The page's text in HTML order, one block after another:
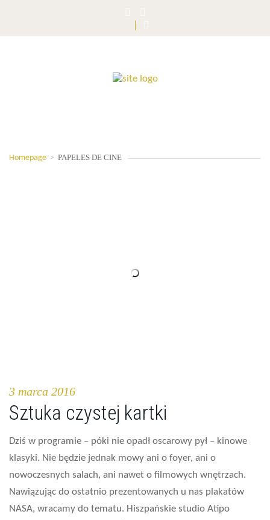
Homepage > PAPELES DE CINE
3 marca 2016
Sztuka czystej kartki
Dziś w programie – póki nie opadł oscarowy pył – kinowe
klasyki. Nie będzie jednak mowy ani o foyer, ani o
nowoczesnych salach, ani nawet o filmowych wnętrzach.
Nawiązując do ostatnio prezentowanych u nas plakatów
NASA, wracamy do tematu. Hiszpańskie studio Atipo